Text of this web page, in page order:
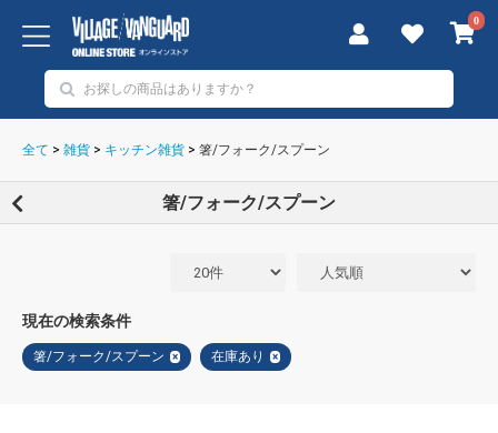
0
全て > 雑貨 > キッチン雑貨 > 箸/フォーク/スプーン
箸/フォーク/スプーン
現在の検索条件
箸/フォーク/スプーン × 在庫あり ×